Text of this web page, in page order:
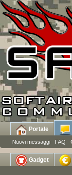
Portale
Nuovi messaggi FAQ
Gadget